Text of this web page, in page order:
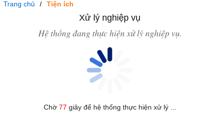
Trang chủ Tiện ích
Xử lý nghiệp vụ
Hệ thống đang thực hiện xử lý nghiệp vụ.
Chờ 77 giây để hệ thống thực hiện xử lý ...